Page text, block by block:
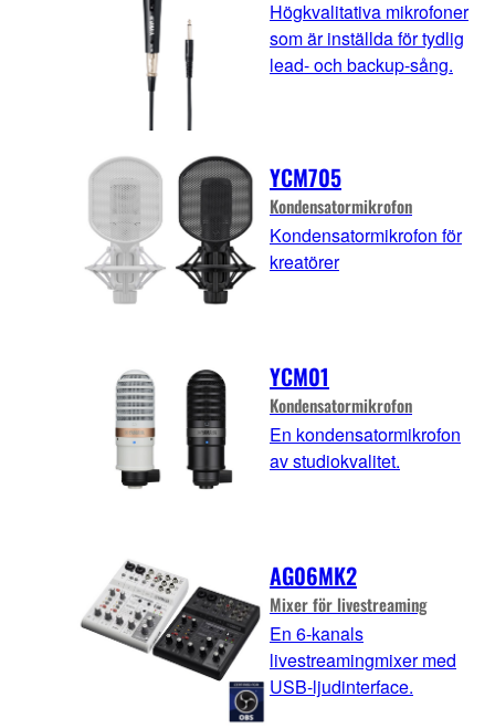
Högkvalitativa mikrofoner
som är inställda för tydlig
lead- och backup-sång.
YCM705
Kondensatormikrofon
Kondensatormikrofon för
kreatörer
YCM01
Kondensatormikrofon
En kondensatormikrofon
av studiokvalitet.
AG06MK2
Mixer för livestreaming
En 6-kanals
livestreamingmixer med
USB-ljudinterface.